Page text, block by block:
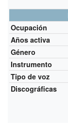
Ocupación
Años activa
Género
Instrumento
Tipo de voz
Discográficas